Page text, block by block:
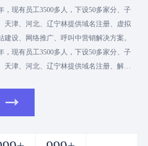
，现有员工3500多人，下设50多家分、子
天津、河北、辽宁林提供域名注册、虚拟
建设、网络推广、呼叫中营销解决方案。
，现有员工3500多人，下设50多家分、子
天津、河北、辽宁林提供域名注册、解决